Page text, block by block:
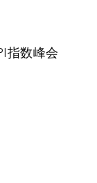
指数峰会